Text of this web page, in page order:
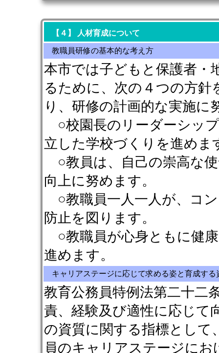
【４】 人材育成について
教職員研修の基本的な考え方
本市では子どもと保護者・
るために、次の４つの方
り、研修の計画的な実施に
○校園長のリーダーシッ
立した学校づくりを進めま
○教員は、自己の崇高な
向上に努めます。
○教職員一人一人が、コ
防止を図ります。
○教職員が心身ともに健
進めます。
キャリアステージに応じて求める姿と育成する
教育公務員特例法第二十二
責、経験及び適性に応じて
の資質に関する指標として
員のキャリアステージに